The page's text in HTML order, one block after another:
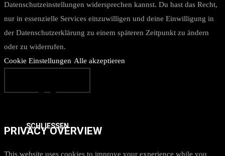
Datenschutzeinstellungen widersprechen kannst. Du hast das Recht,
nur in essenzielle Services einzuwilligen und deine Einwilligung in
der Datenschutzerklärung zu einem späteren Zeitpunkt zu ändern
oder zu widerrufen.
Cookie Einstellungen Alle akzeptieren
SCHLIESSEN
PRIVACY OVERVIEW
This website uses cookies to improve your experience while you